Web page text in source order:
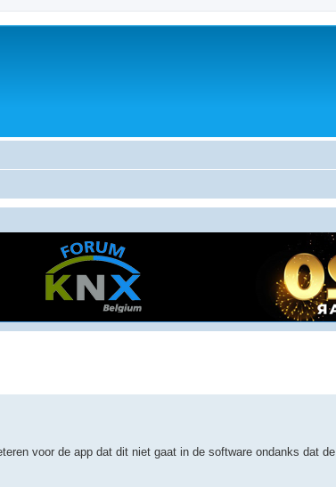
voor de app dat dit niet gaat in de software ondanks dat de